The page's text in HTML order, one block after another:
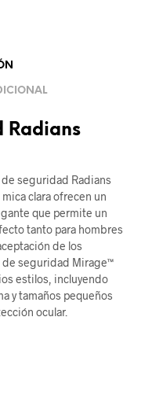
Radians
seguridad Radians
clara ofrecen un
que permite un
tanto para hombres
de los
de seguridad Mirage™
estilos, incluyendo
y tamaños pequeños
ocular.